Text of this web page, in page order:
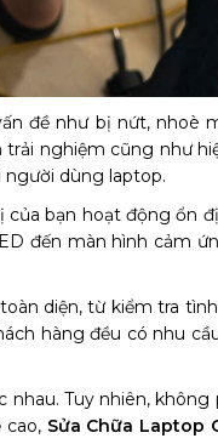
đề như bị nứt, nhoè
nghiệm cũng như
người dùng laptop.
bạn hoạt động ổn
đến màn hình cảm
diện, từ kiểm tra
hàng đều có nhu
Tuy nhiên,
cao, Sửa Chữa Laptop